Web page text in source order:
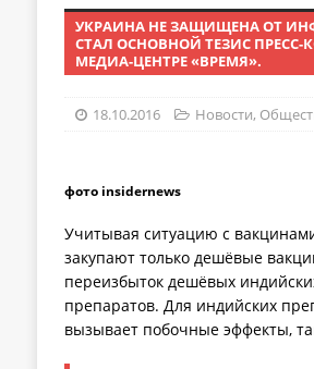
УКРАИНА НЕ ЗАЩИЩЕНА ОТ
СТАЛ ОСНОВНОЙ ТЕЗИС
МЕДИА-ЦЕНТРЕ «ВРЕМЯ».
18.10.2016 Новости,
фото insidernews
Учитывая ситуацию с
закупают только дешёвые
переизбыток дешёвых
препаратов. Для индийских
вызывает побочные эффекты,